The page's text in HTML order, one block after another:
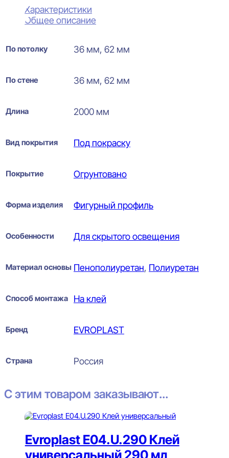
Характеристики
Общее описание
По потолку 36 мм, 62 мм
По стене 36 мм, 62 мм
Длина 2000 мм
Вид покрытия Под покраску
Покрытие Огрунтовано
Форма изделия Фигурный профиль
Особенности Для скрытого освещения
Материал основы Пенополиуретан, Полиуретан
Способ монтажа На клей
Бренд EVROPLAST
Страна Россия
С этим товаром заказывают...
Evroplast E04.U.290 Клей
универсальный 290 мл